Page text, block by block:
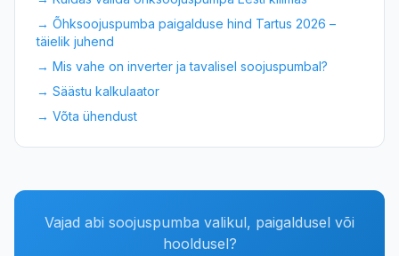
→ Õhksoojuspumba paigalduse hind Tartus 2026 –
täielik juhend
→ Mis vahe on inverter ja tavalisel soojuspumbal?
→ Säästu kalkulaator
→ Võta ühendust
Vajad abi soojuspumba valikul, paigaldusel või
hooldusel?